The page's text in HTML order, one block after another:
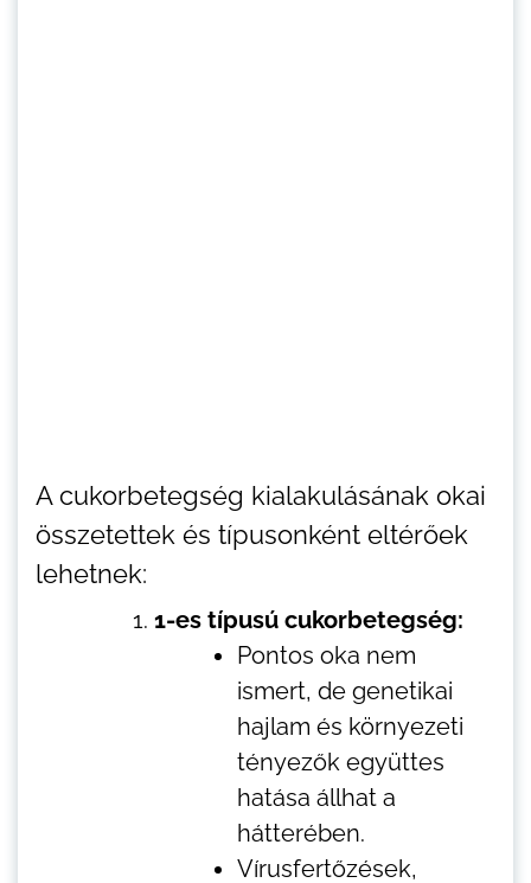
A cukorbetegség kialakulásának okai
összetettek és típusonként eltérőek
lehetnek:
1-es típusú cukorbetegség:
Pontos oka nem
ismert, de genetikai
hajlam és környezeti
tényezők együttes
hatása állhat a
hátterében.
Vírusfertőzések,